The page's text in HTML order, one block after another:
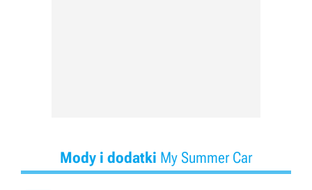
Mody i dodatki My Summer Car